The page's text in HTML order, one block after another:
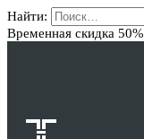
Найти:
Временная скидка 50%